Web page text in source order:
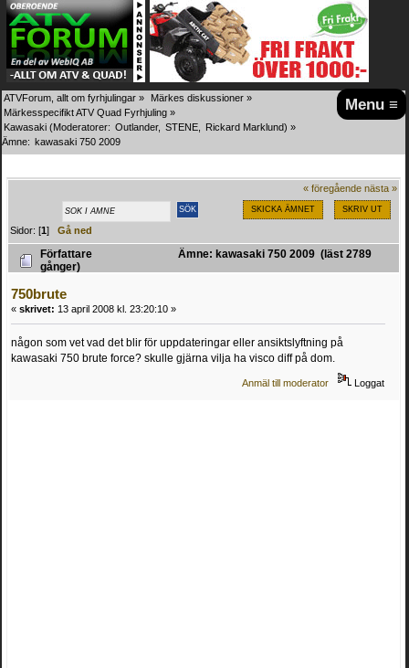
Menu ≡
ATVForum, allt om fyrhjulingar » Märkes diskussioner »
Märkesspecifikt ATV Quad Fyrhjuling »
Kawasaki (Moderatorer: Outlander, STENE Rickard Marklund) »
Ämne: kawasaki 750 2009
« föregående nästa »
SKICKA ÄMNET SKRIV UT
Sidor: [1]Gå ned
Författare
Ämne: kawasaki 750 2009 (läst 2789
gånger)
750brute
« skrivet: 13 april 2008 kl. 23:20:10 »
någon som vet vad det blir för uppdateringar eller ansiktslyftning på
kawasaki 750 brute force? skulle gjärna vilja ha visco diff på dom.
Anmäl till moderator Loggat